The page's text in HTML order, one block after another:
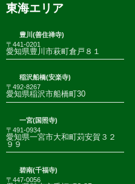
東海エリア
豊川(善住禅寺)
〒441-0201
愛知県豊川市萩町倉戸８１
稲沢船橋(安楽寺)
〒492-8267
愛知県稲沢市船橋町30
一宮(国照寺)
〒491-0934
愛知県一宮市大和町苅安賀３２
９９
碧南(千福寺)
〒447-0056